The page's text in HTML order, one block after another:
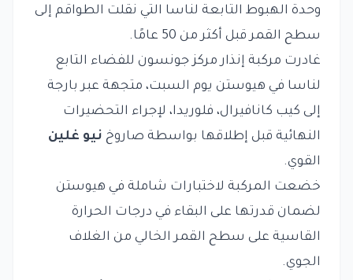
وحدة الهبوط التابعة لناسا التي نقلت الطواقم إلى
سطح القمر قبل أكثر من 50 عامًا.
غادرت مركبة إنذار مركز جونسون للفضاء التابع
لناسا في هيوستن يوم السبت، متجهة عبر بارجة
إلى كيب كانافيرال، فلوريدا، لإجراء التحضيرات
النهائية قبل إطلاقها بواسطة صاروخ نيو غلين
القوي.
خضعت المركبة لاختبارات شاملة في هيوستن
لضمان قدرتها على البقاء في درجات الحرارة
القاسية على سطح القمر الخالي من الغلاف
الجوي.